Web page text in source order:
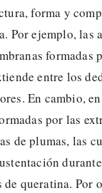
forma y
Por ejemplo, las
formadas
entre los
En cambio,
por las
de plumas, las
de queratina. Por